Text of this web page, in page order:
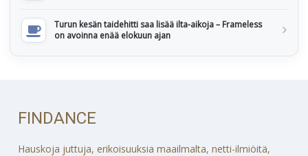
Turun kesän taidehitti saa lisää ilta-aikoja – Frameless
on avoinna enää elokuun ajan
FINDANCE
Hauskoja juttuja, erikoisuuksia maailmalta, netti-ilmiöitä,